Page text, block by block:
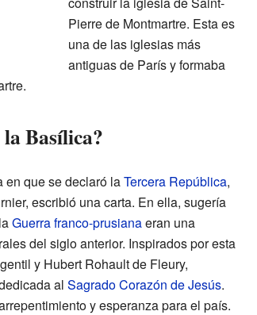
Pierre de Montmartre. Esta es
una de las iglesias más
antiguas de París y formaba
Basílica?
en que se declaró laTercera República,
escribió una carta. En ella, sugería
Guerra franco-prusianaeran una
del siglo anterior. Inspirados por esta
y Hubert Rohault de Fleury,
al Sagrado Corazón de Jesús.
y esperanza para el país.